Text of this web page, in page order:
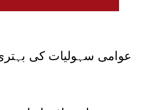
عوامی سہولیات کی